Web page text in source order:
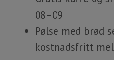
08–09
Pølse med brød
kostnadsfritt